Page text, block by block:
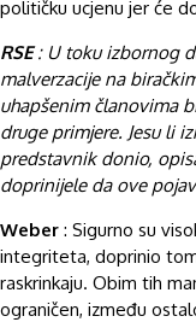
političku ucjenu jer će
RSE: U toku izbornog
malverzacije na
uhapšenim članovima
druge primjere. Jesu li
predstavnik donio,
doprinijele da ove
Weber : Sigurno su
integriteta, doprinio
raskrinkaju. Obim tih
ograničen, između